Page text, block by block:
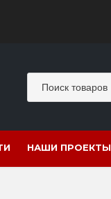
НАШИ ПРОЕКТЫ